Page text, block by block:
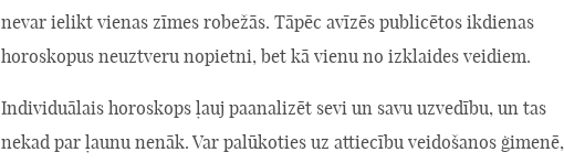
nevar ielikt vienas zīmes robežās. Tāpēc avīzēs publicētos ikdienas
horoskopus neuztveru nopietni, bet kā vienu no izklaides veidiem.
Individuālais horoskops ļauj paanalizēt sevi un savu uzvedību, un tas
nekad par ļaunu nenāk. Var palūkoties uz attiecību veidošanos ģimenē,